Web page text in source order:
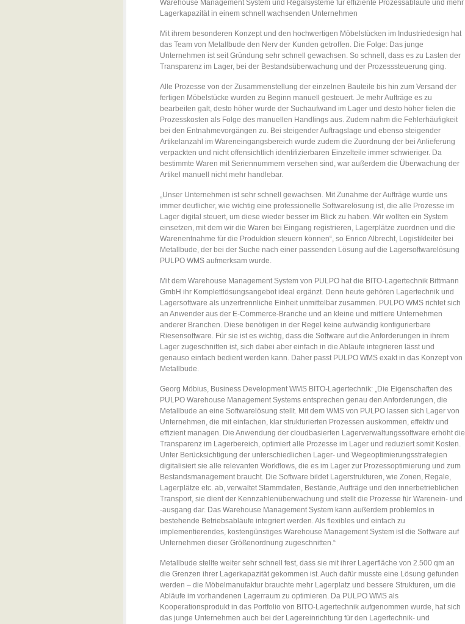
Warehouse Management System und Regalsysteme für effiziente Prozessabläufe und mehr
Lagerkapazität in einem schnell wachsenden Unternehmen
Mit ihrem besonderen Konzept und den hochwertigen Möbelstücken im Industriedesign hat
das Team von Metallbude den Nerv der Kunden getroffen. Die Folge: Das junge
Unternehmen ist seit Gründung sehr schnell gewachsen. So schnell, dass es zu Lasten der
Transparenz im Lager, bei der Bestandsüberwachung und der Prozesssteuerung ging.
Alle Prozesse von der Zusammenstellung der einzelnen Bauteile bis hin zum Versand der
fertigen Möbelstücke wurden zu Beginn manuell gesteuert. Je mehr Aufträge es zu
bearbeiten galt, desto höher wurde der Suchaufwand im Lager und desto höher fielen die
Prozesskosten als Folge des manuellen Handlings aus. Zudem nahm die Fehlerhäufigkeit
bei den Entnahmevorgängen zu. Bei steigender Auftragslage und ebenso steigender
Artikelanzahl im Wareneingangsbereich wurde zudem die Zuordnung der bei Anlieferung
verpackten und nicht offensichtlich identifizierbaren Einzelteile immer schwieriger. Da
bestimmte Waren mit Seriennummern versehen sind, war außerdem die Überwachung der
Artikel manuell nicht mehr handlebar.
„Unser Unternehmen ist sehr schnell gewachsen. Mit Zunahme der Aufträge wurde uns
immer deutlicher, wie wichtig eine professionelle Softwarelösung ist, die alle Prozesse im
Lager digital steuert, um diese wieder besser im Blick zu haben. Wir wollten ein System
einsetzen, mit dem wir die Waren bei Eingang registrieren, Lagerplätze zuordnen und die
Warenentnahme für die Produktion steuern können“, so Enrico Albrecht, Logistikleiter bei
Metallbude, der bei der Suche nach einer passenden Lösung auf die Lagersoftwarelösung
PULPO WMS aufmerksam wurde.
Mit dem Warehouse Management System von PULPO hat die BITO-Lagertechnik Bittmann
GmbH ihr Komplettlösungsangebot ideal ergänzt. Denn heute gehören Lagertechnik und
Lagersoftware als unzertrennliche Einheit unmittelbar zusammen. PULPO WMS richtet sich
an Anwender aus der E-Commerce-Branche und an kleine und mittlere Unternehmen
anderer Branchen. Diese benötigen in der Regel keine aufwändig konfigurierbare
Riesensoftware. Für sie ist es wichtig, dass die Software auf die Anforderungen in ihrem
Lager zugeschnitten ist, sich dabei aber einfach in die Abläufe integrieren lässt und
genauso einfach bedient werden kann. Daher passt PULPO WMS exakt in das Konzept von
Metallbude.
Georg Möbius, Business Development WMS BITO-Lagertechnik: „Die Eigenschaften des
PULPO Warehouse Management Systems entsprechen genau den Anforderungen, die
Metallbude an eine Softwarelösung stellt. Mit dem WMS von PULPO lassen sich Lager von
Unternehmen, die mit einfachen, klar strukturierten Prozessen auskommen, effektiv und
effizient managen. Die Anwendung der cloudbasierten Lagerverwaltungssoftware erhöht die
Transparenz im Lagerbereich, optimiert alle Prozesse im Lager und reduziert somit Kosten.
Unter Berücksichtigung der unterschiedlichen Lager- und Wegeoptimierungsstrategien
digitalisiert sie alle relevanten Workflows, die es im Lager zur Prozessoptimierung und zum
Bestandsmanagement braucht. Die Software bildet Lagerstrukturen, wie Zonen, Regale,
Lagerplätze etc. ab, verwaltet Stammdaten, Bestände, Aufträge und den innerbetrieblichen
Transport, sie dient der Kennzahlenüberwachung und stellt die Prozesse für Warenein- und
-ausgang dar. Das Warehouse Management System kann außerdem problemlos in
bestehende Betriebsabläufe integriert werden. Als flexibles und einfach zu
implementierendes, kostengünstiges Warehouse Management System ist die Software auf
Unternehmen dieser Größenordnung zugeschnitten.“
Metallbude stellte weiter sehr schnell fest, dass sie mit ihrer Lagerfläche von 2.500 qm an
die Grenzen ihrer Lagerkapazität gekommen ist. Auch dafür musste eine Lösung gefunden
werden – die Möbelmanufaktur brauchte mehr Lagerplatz und bessere Strukturen, um die
Abläufe im vorhandenen Lagerraum zu optimieren. Da PULPO WMS als
Kooperationsprodukt in das Portfolio von BITO-Lagertechnik aufgenommen wurde, hat sich
das junge Unternehmen auch bei der Lagereinrichtung für den Lagertechnik- und